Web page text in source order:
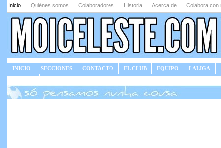
Inicio Quiénes somos Colaboradores Historia Acerca de Colabora con
INICIO SECCIONES CONTACTO EL CLUB EQUIPO LALIGA